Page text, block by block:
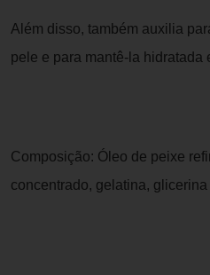
Além disso, também auxilia
pele e para mantê-la hidratada
Composição: Óleo de peixe
concentrado, gelatina, glicerina